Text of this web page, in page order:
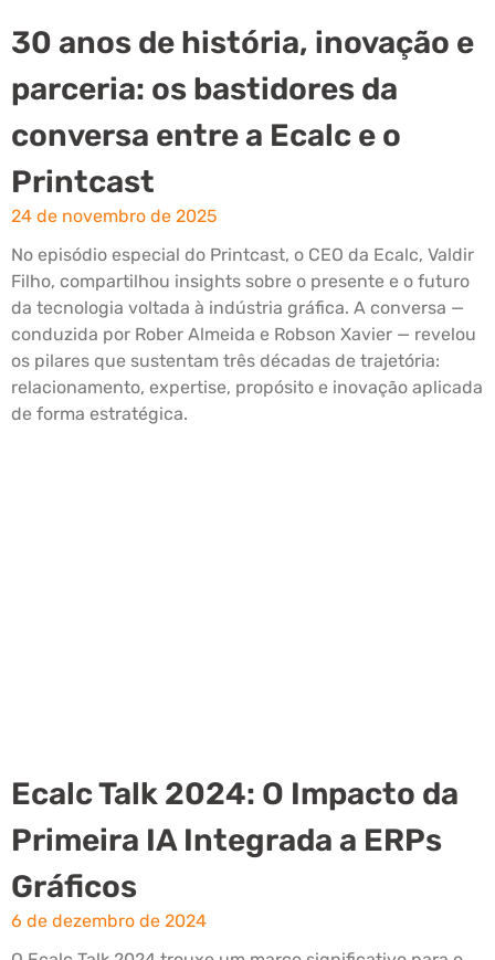
30 anos de história, inovação e
parceria: os bastidores da
conversa entre a Ecalc e o
Printcast
24 de novembro de 2025
No episódio especial do Printcast, o CEO da Ecalc, Valdir
Filho, compartilhou insights sobre o presente e o futuro
da tecnologia voltada à indústria gráfica. A conversa —
conduzida por Rober Almeida e Robson Xavier — revelou
os pilares que sustentam três décadas de trajetória:
relacionamento, expertise, propósito e inovação aplicada
de forma estratégica.
Ecalc Talk 2024: O Impacto da
Primeira IA Integrada a ERPs
Gráficos
6 de dezembro de 2024